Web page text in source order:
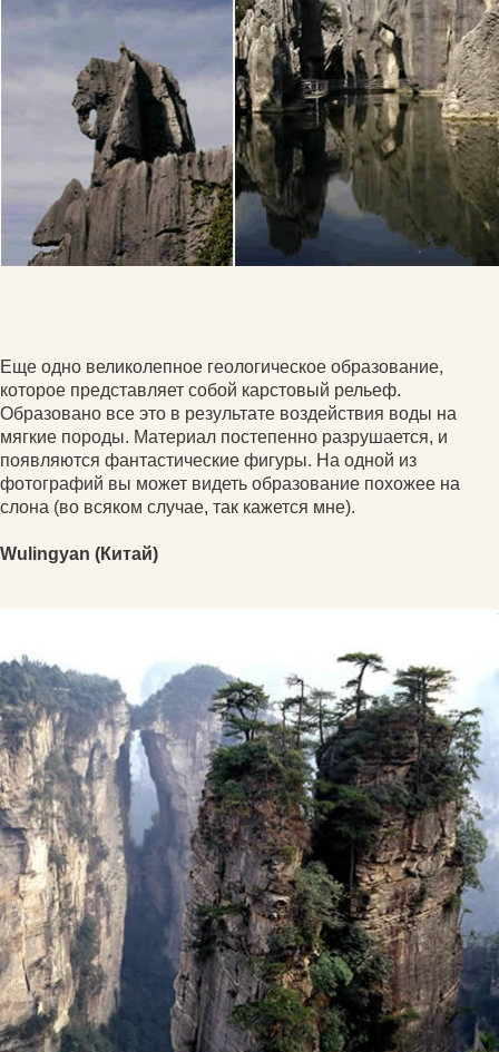
Еще одно великолепное геологическое образование,
которое представляет собой карстовый рельеф.
Образовано все это в результате воздействия воды на
мягкие породы. Материал постепенно разрушается, и
появляются фантастические фигуры. На одной из
фотографий вы может видеть образование похожее на
слона (во всяком случае, так кажется мне).
Wulingyan (Китай)